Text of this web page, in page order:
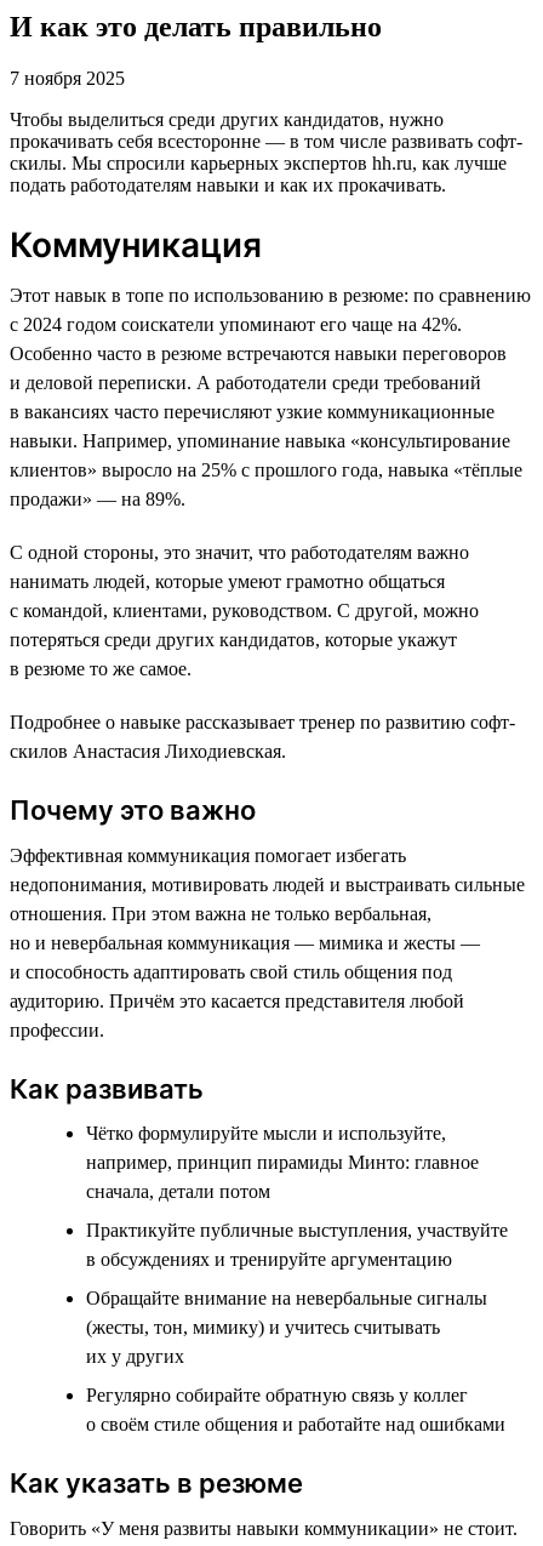
И как это делать правильно
7 ноября 2025
Чтобы выделиться среди других кандидатов, нужно
прокачивать себя всесторонне — в том числе развивать софт-
скилы. Мы спросили карьерных экспертов hh.ru, как лучше
подать работодателям навыки и как их прокачивать.
Коммуникация
Этот навык в топе по использованию в резюме: по сравнению
с 2024 годом соискатели упоминают его чаще на 42%.
Особенно часто в резюме встречаются навыки переговоров
и деловой переписки. А работодатели среди требований
в вакансиях часто перечисляют узкие коммуникационные
навыки. Например, упоминание навыка «консультирование
клиентов» выросло на 25% с прошлого года, навыка «тёплые
продажи» — на 89%.
С одной стороны, это значит, что работодателям важно
нанимать людей, которые умеют грамотно общаться
с командой, клиентами, руководством. С другой, можно
потеряться среди других кандидатов, которые укажут
в резюме то же самое.
Подробнее о навыке рассказывает тренер по развитию софт-
скилов Анастасия Лиходиевская.
Почему это важно
Эффективная коммуникация помогает избегать
недопонимания, мотивировать людей и выстраивать сильные
отношения. При этом важна не только вербальная,
но и невербальная коммуникация — мимика и жесты —
и способность адаптировать свой стиль общения под
аудиторию. Причём это касается представителя любой
профессии.
Как развивать
Чётко формулируйте мысли и используйте,
например, принцип пирамиды Минто: главное
сначала, детали потом
Практикуйте публичные выступления, участвуйте
в обсуждениях и тренируйте аргументацию
Обращайте внимание на невербальные сигналы
(жесты, тон, мимику) и учитесь считывать
их у других
Регулярно собирайте обратную связь у коллег
о своём стиле общения и работайте над ошибками
Как указать в резюме
Говорить «У меня развиты навыки коммуникации» не стоит.